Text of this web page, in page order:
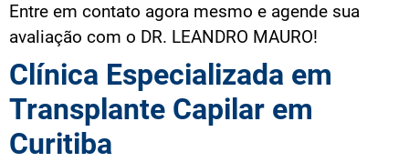
Entre em contato agora mesmo e agende sua
avaliação com o DR. LEANDRO MAURO!⠀⠀⠀⠀
Clínica Especializada em
Transplante Capilar em
Curitiba